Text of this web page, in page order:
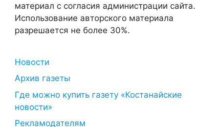
материал с согласия администрации сайта.
Использование авторского материала
разрешается не более 30%.
Новости
Архив газеты
Где можно купить газету «Костанайские
новости»
Рекламодателям